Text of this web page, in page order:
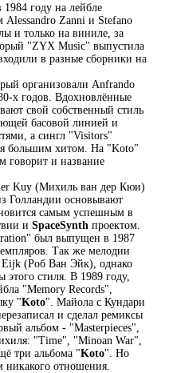
1984 году на лейбле
Zanni и Stefano
и только на виниле, за
"ZYX Music" выпустила
в разные сборники на
организовали Anfrando
х годов. Вдохновлённые
свой собственный стиль
басовой линией и
а сингл "Visitors"
большим хитом. На "Koto"
говорит и название
Kuy (Михиль ван дер Кюи)
Голландии основывают
самым успешным в
и SpaceSynth проектом.
был выпущен в 1987
Так же мелодии
Eijk (Роб Ван Эйк), однако
стиля. В 1989 году,
"Memory Records",
"Koto". Майола с Кундари
и сделал ремиксы
альбом - "Masterpieces",
"Time", "Minoan War",
три альбома "Koto". Но
отношения.